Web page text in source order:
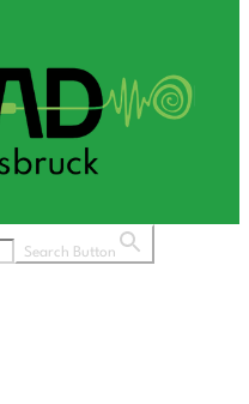
Search Button